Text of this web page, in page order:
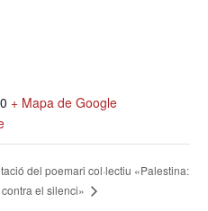
+ Mapa de Google
del poemari col·lectiu «Palestina:
el silenci»